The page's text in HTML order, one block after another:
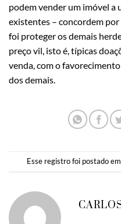
podem vender um imóvel a
existentes – concordem
foi proteger os demais
preço vil, isto é, típicas
venda, com o
dos demais.
Esse registro foi postado